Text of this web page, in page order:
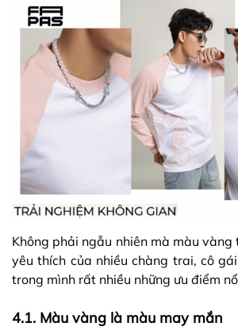
Không phải ngẫu nhiên mà màu
yêu thích của nhiều chàng trai, cô
trong mình rất nhiều những ưu điểm
4.1. Màu vàng là màu may mắn